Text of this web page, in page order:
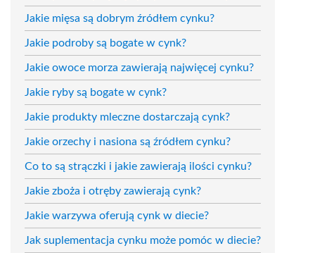
Jakie mięsa są dobrym źródłem cynku?
Jakie podroby są bogate w cynk?
Jakie owoce morza zawierają najwięcej cynku?
Jakie ryby są bogate w cynk?
Jakie produkty mleczne dostarczają cynk?
Jakie orzechy i nasiona są źródłem cynku?
Co to są strączki i jakie zawierają ilości cynku?
Jakie zboża i otręby zawierają cynk?
Jakie warzywa oferują cynk w diecie?
Jak suplementacja cynku może pomóc w diecie?